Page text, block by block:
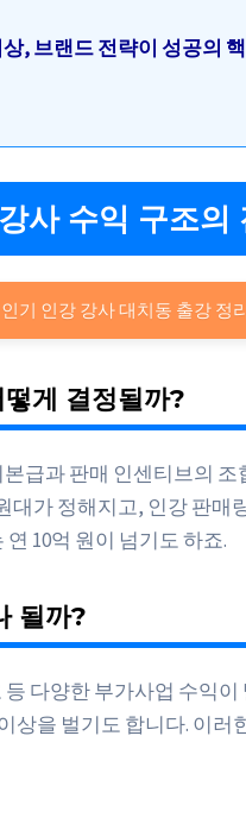
, 브랜드 전략이 성공의
사 수익 구조의
기 인강 강사 대치동 출강 정
게 결정될까?
급과 판매 인센티브의 조
대가 정해지고, 인강 판매
10억 원이 넘기도 하죠.
될까?
다양한 부가사업 수익
상을 벌기도 합니다. 이러